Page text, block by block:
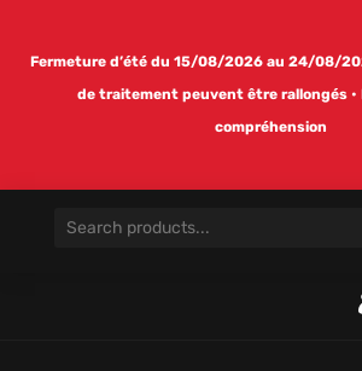
Fermeture d’été du 15/08/2026 au 24/08/
de traitement peuvent être rallongés •
compréhension